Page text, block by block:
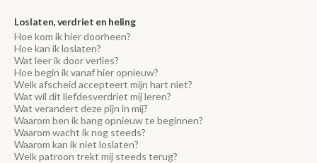
Loslaten, verdriet en heling
Hoe kom ik hier doorheen?
Hoe kan ik loslaten?
Wat leer ik door verlies?
Hoe begin ik vanaf hier opnieuw?
Welk afscheid accepteert mijn hart niet?
Wat wil dit liefdesverdriet mij leren?
Wat verandert deze pijn in mij?
Waarom ben ik bang opnieuw te beginnen?
Waarom wacht ik nog steeds?
Waarom kan ik niet loslaten?
Welk patroon trekt mij steeds terug?